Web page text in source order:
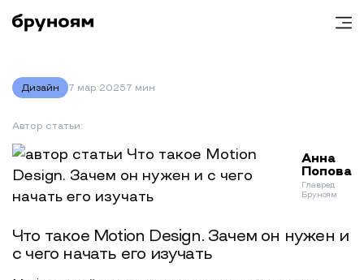
Дизайн 7 мар 20257 мин
Автор статьи:
Анна
Попова
Главред
Бруноям
Что такое Motion Design. Зачем он нужен и
с чего начать его изучать